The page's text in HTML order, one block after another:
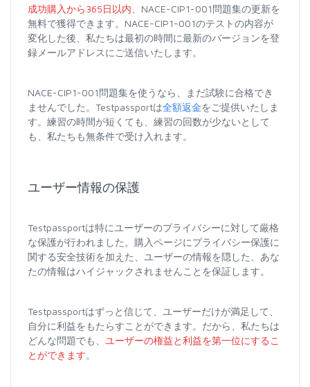
成功購入から365日以内 、NACE-CIP1-001問題集の更新を
無料で獲得できます。NACE-CIP1-001のテストの内容が
変化した後、私たちは最初の時間に最新のバージョンを登
録メールアドレスにご送信いたします。
NACE-CIP1-001問題集を使うなら、まだ試験に合格でき
ませんでした。Testpassportは全額返金をご提供いたしま
す。練習の時間が短くても、練習の回数が少ないとして
も、私たちも無条件で受け入れます。
ユーザー情報の保護
Testpassportは特にユーザーのプライバシーに対して厳格
な保護が行われました。購入ページにプライバシー保護に
関する安全技術を加えた、ユーザーの情報を隠した、あな
たの情報はハイジャックされませんことを保証します。
Testpassportはずっと信じて、ユーザーだけが満足して、
自分に利益をもたらすことができます。だから、私たちは
どんな問題でも、 ユーザーの権益と利益を第一位にするこ
とができます。